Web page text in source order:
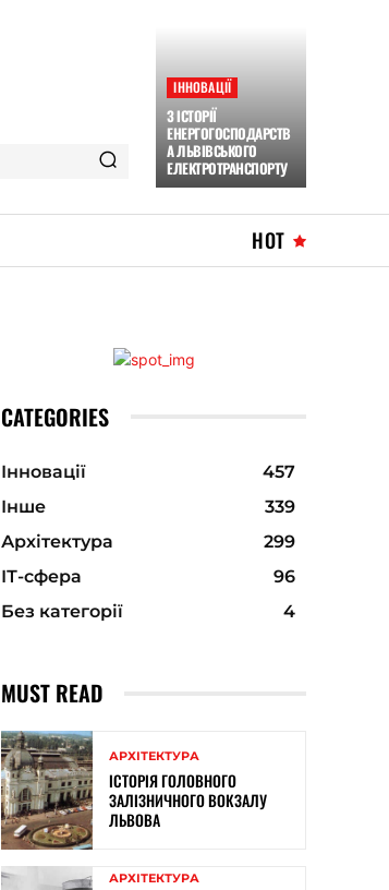
ІННОВАЦІЇ
З ІСТОРІЇ
ЕНЕРГОГОСПОДАРСТВ
А ЛЬВІВСЬКОГО
ЕЛЕКТРОТРАНСПОРТУ
HOT
CATEGORIES
Інновації
457
Інше
339
Архітектура
299
ІТ-сфера
96
Без категорії
4
MUST READ
АРХІТЕКТУРА
ІСТОРІЯ ГОЛОВНОГО
ЗАЛІЗНИЧНОГО ВОКЗАЛУ
ЛЬВОВА
АРХІТЕКТУРА